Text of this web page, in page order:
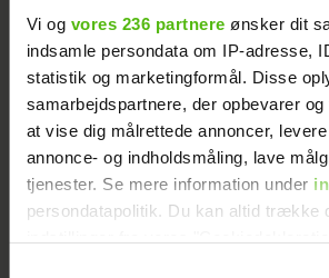
Vi og vores 236 partnere ønsker dit
indsamle persondata om IP-adresse,
statistik og marketingformål. Disse
samarbejdspartnere, der opbevarer
at vise dig målrettede annoncer,
annonce- og indholdsmåling, lave
tjenester. Se mere information under
persondatapolitik. Du kan altid
LISTER BOLIG